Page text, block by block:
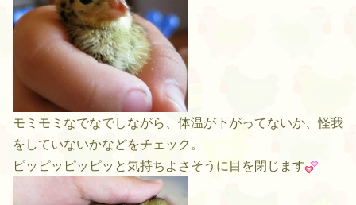
モミモミなでなでしながら、体温が下がってないか、怪我
をしていないかなどをチェック。
ピッピッピッピッと気持ちよさそうに目を閉じます